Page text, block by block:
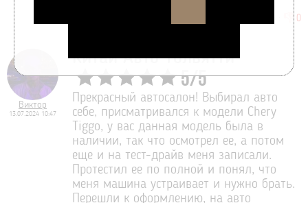
0
Виктор
13.07.2024 10:47
Китай Авто Тольятти
5/5
Прекрасный автосалон! Выбирал авто
себе, присматривался к модели Chery
Tiggo, у вас данная модель была в
наличии, так что осмотрел ее, а потом
еще и на тест-драйв меня записали.
Протестил ее по полной и понял, что
меня машина устраивает и нужно брать.
Перешли к оформлению, на авто